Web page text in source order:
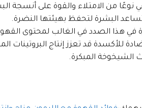
نوعًا من الامتلاء والقوة على أنسجة
البشرة لتحفظ بهيئتها النضرة.
للأكسدة قد تعزز إنتاج البروتينات
الشيخوخة المبكرة.